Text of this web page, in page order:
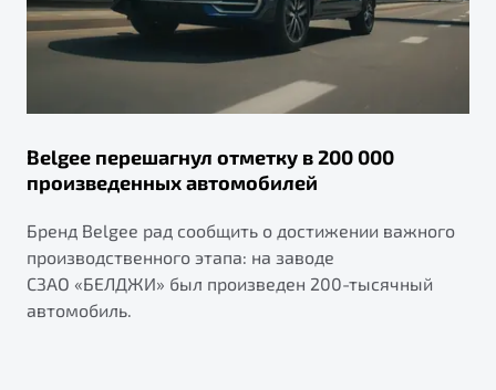
Belgee перешагнул отметку в 200 000
произведенных автомобилей
Бренд Belgee рад сообщить о достижении важного
производственного этапа: на заводе
СЗАО «БЕЛДЖИ» был произведен 200-тысячный
автомобиль.